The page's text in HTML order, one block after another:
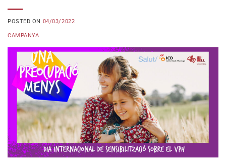
POSTED ON 04/03/2022
CAMPANYA